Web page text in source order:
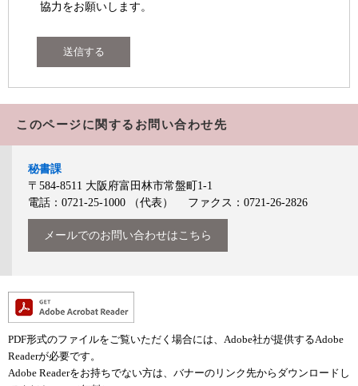
協力をお願いします。
このページに関するお問い合わせ先
秘書課
〒584-8511 大阪府富田林市常盤町1-1
電話：0721-25-1000
（代表） ファクス：0721-26-2826
メールでのお問い合わせはこちら
PDF形式のファイルをご覧いただく場合には、Adobe社が提供するAdobe
Readerが必要です。
Adobe Readerをお持ちでない方は、バナーのリンク先からダウンロードし